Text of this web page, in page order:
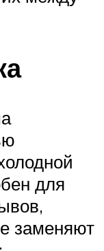
для
заменяют